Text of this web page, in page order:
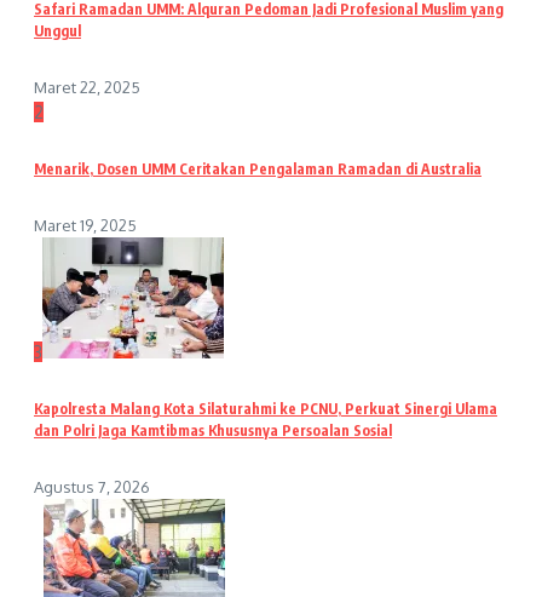
Safari Ramadan UMM: Alquran Pedoman Jadi Profesional Muslim yang
Unggul
Maret 22, 2025
2
Menarik, Dosen UMM Ceritakan Pengalaman Ramadan di Australia
Maret 19, 2025
3
Kapolresta Malang Kota Silaturahmi ke PCNU, Perkuat Sinergi Ulama
dan Polri Jaga Kamtibmas Khususnya Persoalan Sosial
Agustus 7, 2026